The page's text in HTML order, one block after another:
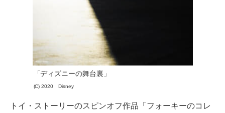
「ディズニーの舞台裏」
(C) 2020 Disney
トイ・ストーリーのスピンオフ作品「フォーキーのコレ